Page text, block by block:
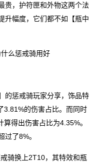
贵，护符匣和外物这两个法
升幅度，它们都不如【瓶中
么惩戒骑用好
的惩戒骑玩家分享，饰品特
3.81%的伤害占比。而同时
得出伤害占比为4.35%。
了8%。
骑换上2T10，其特效和瓶